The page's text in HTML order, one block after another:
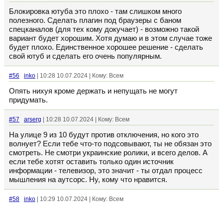
Блокировка ютуба это плохо - там слишком много
полезного. Сделать плагин под браузеры с баном
спецканалов (для тех кому докучает) - возможно такой
вариант будет хорошим. Хотя думаю и в этом случае тоже
будет плохо. Единственное хорошее решение - сделать
свой ютуб и сделать его очень популярным.
#56 inko | 10:28 10.07.2024 | Кому: Всем
Опять нихуя кроме держать и непущать не могут
придумать.
#57 arserg | 10:28 10.07.2024 | Кому: Всем
На улице 9 из 10 будут против отключения, но кого это
волнует? Если тебе что-то подсовывают, ты не обязан это
смотреть. Не смотри украинские ролики, и всего делов. А
если тебе хотят оставить только один источник
информации - телевизор, это значит - ты отдал процесс
мышления на аутсорс. Ну, кому что нравится.
#58 inko | 10:29 10.07.2024 | Кому: Всем